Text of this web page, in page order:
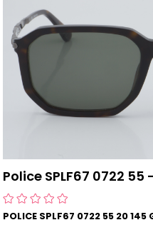
Police SPLF67 0722
POLICE SPLF67 0722 55 20 145